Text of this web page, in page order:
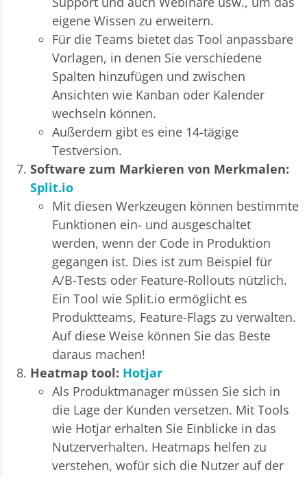
eigene Wissen zu erweitern.
Für die Teams bietet das Tool anpassbare
Vorlagen, in denen Sie verschiedene
Spalten hinzufügen und zwischen
Ansichten wie Kanban oder Kalender
wechseln können.
Außerdem gibt es eine 14-tägige
Testversion.
Software zum Markieren von Merkmalen:
Split.io
Mit diesen Werkzeugen können bestimmte
Funktionen ein- und ausgeschaltet
werden, wenn der Code in Produktion
gegangen ist. Dies ist zum Beispiel für
A/B-Tests oder Feature-Rollouts nützlich.
Ein Tool wie Split.io ermöglicht es
Produktteams, Feature-Flags zu verwalten.
Auf diese Weise können Sie das Beste
daraus machen!
Heatmap tool: Hotjar
Als Produktmanager müssen Sie sich in
die Lage der Kunden versetzen. Mit Tools
wie Hotjar erhalten Sie Einblicke in das
Nutzerverhalten. Heatmaps helfen zu
verstehen, wofür sich die Nutzer auf der